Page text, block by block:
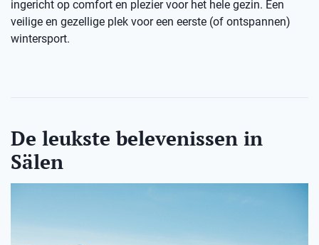
ingericht op comfort en plezier voor het hele gezin. Een
veilige en gezellige plek voor een eerste (of ontspannen)
wintersport.
De leukste belevenissen in
Sälen